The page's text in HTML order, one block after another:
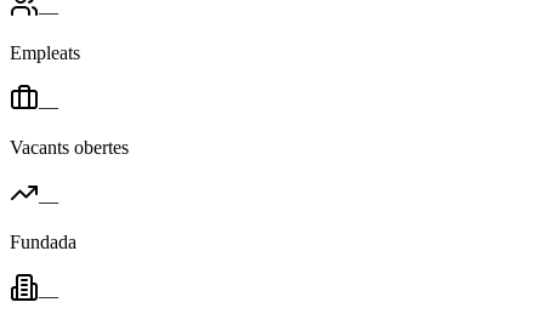
—
Empleats
—
Vacants obertes
—
Fundada
—